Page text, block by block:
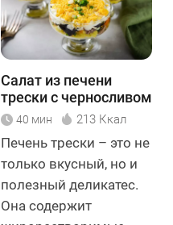
Салат из печени
трески с черносливом
40 мин 213 Ккал
Печень трески – это не
только вкусный, но и
полезный деликатес.
Она содержит